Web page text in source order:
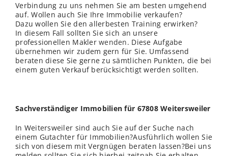
Verbindung zu uns nehmen Sie am besten umgehend
auf. Wollen auch Sie Ihre Immobilie verkaufen?
Dazu wollen Sie den allerbesten Training erwirken?
In diesem Fall sollten Sie sich an unsere
professionellen Maklerwenden. Diese Aufgabe
übernehmen wir zudem gern für Sie. Umfassend
beraten diese Sie gerne zu sämtlichen Punkten, die bei
einem guten Verkauf berücksichtigt werden sollten.
Sachverständiger Immobilien für 67808 Weitersweiler
In Weitersweiler sind auch Sie auf der Suche nach
einem Gutachter für Immobilien?Ausführlich wollen Sie
sich von diesem mit Vergnügen beraten lassen?Bei uns